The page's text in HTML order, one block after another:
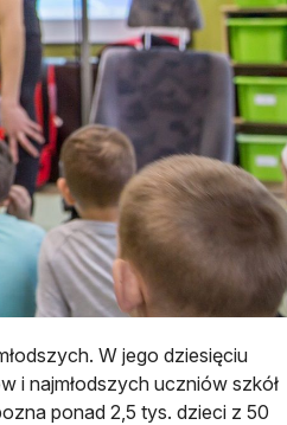
W jego dziesięciu
i najmłodszych uczniów szkół
ponad 2,5 tys. dzieci z 50